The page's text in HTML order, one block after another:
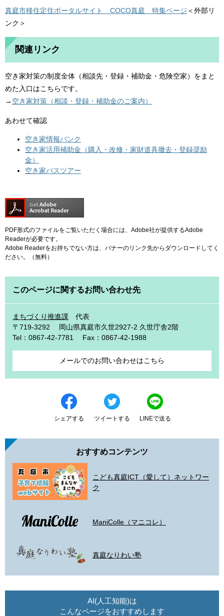
真庭市移住定住ポータルサイト COCO真庭 特集ページ ＜外部リ
ンク＞
関連リンク
空き家対策の制度全体（相談先・登録・補助金・危険空家）をまと
めた入口はこちらです。
→ 空き家対策（相談・登録・補助金のご案内）
あわせて確認
空き家情報バンク
空き家活用補助金（購入・改修・家財道具撤去・登録奨励
金）
空き家バスツアー
PDF形式のファイルをご覧いただく場合には、Adobe社が提供するAdobe
Readerが必要です。
Adobe Readerをお持ちでない方は、バナーのリンク先からダウンロードしてく
ださい。（無料）
このページに関するお問い合わせ先
まちづくり推進課
代表
〒719-3292
岡山県真庭市久世2927-2 久世庁舎2階
Tel：0867-42-7781
Fax：0867-42-1988
メールでのお問い合わせはこちら
シェアする ツイートする LINEで送る
おすすめコンテンツ
こども真庭ICT（愛して）ネットワー
ク
ManiColle（マニコレ）
真庭なりわい塾
AI(人工知能)は
こんなページをおすすめします